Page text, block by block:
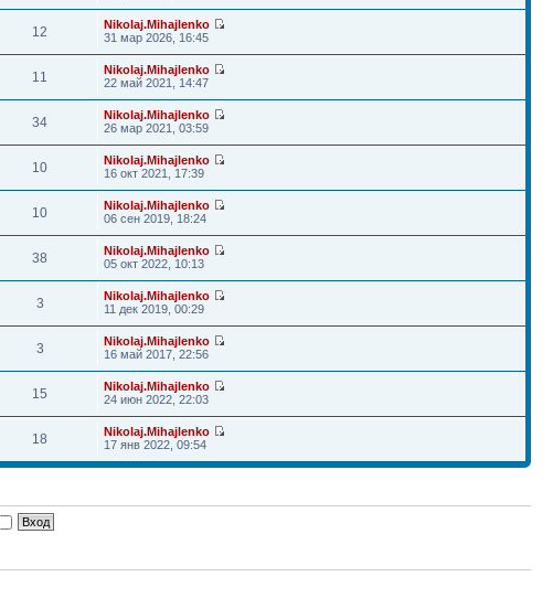
12
Nikolaj.Mihajlenko
31 мар 2026, 16:45
11
Nikolaj.Mihajlenko
22 май 2021, 14:47
34
Nikolaj.Mihajlenko
26 мар 2021, 03:59
10
Nikolaj.Mihajlenko
16 окт 2021, 17:39
10
Nikolaj.Mihajlenko
06 сен 2019, 18:24
38
Nikolaj.Mihajlenko
05 окт 2022, 10:13
3
Nikolaj.Mihajlenko
11 дек 2019, 00:29
3
Nikolaj.Mihajlenko
16 май 2017, 22:56
15
Nikolaj.Mihajlenko
24 июн 2022, 22:03
18
Nikolaj.Mihajlenko
17 янв 2022, 09:54